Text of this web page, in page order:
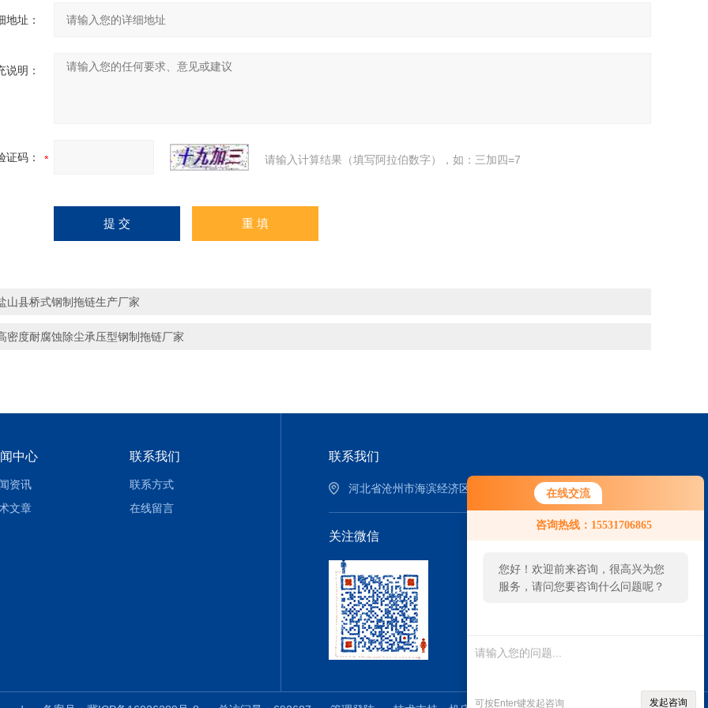
在线交流
咨询热线：15531706865
您好！欢迎前来咨询，很高兴为您
服务，请问您要咨询什么问题呢？
可按Enter键发起咨询 发起咨询
地址：
说明：
证码： 请输入计算结果（填写阿拉伯数字），如：三加四=7
山县桥式钢制拖链生产厂家
密度耐腐蚀除尘承压型钢制拖链厂家
中心
资讯
文章
联系我们
联系方式
在线留言
联系我们
河北省沧州市海滨经济区
关注微信